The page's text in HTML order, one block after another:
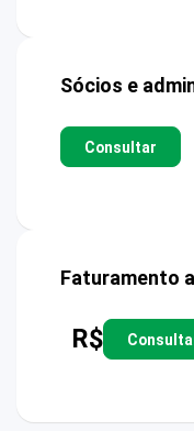
Sócios e
Consultar
Faturamento
R$